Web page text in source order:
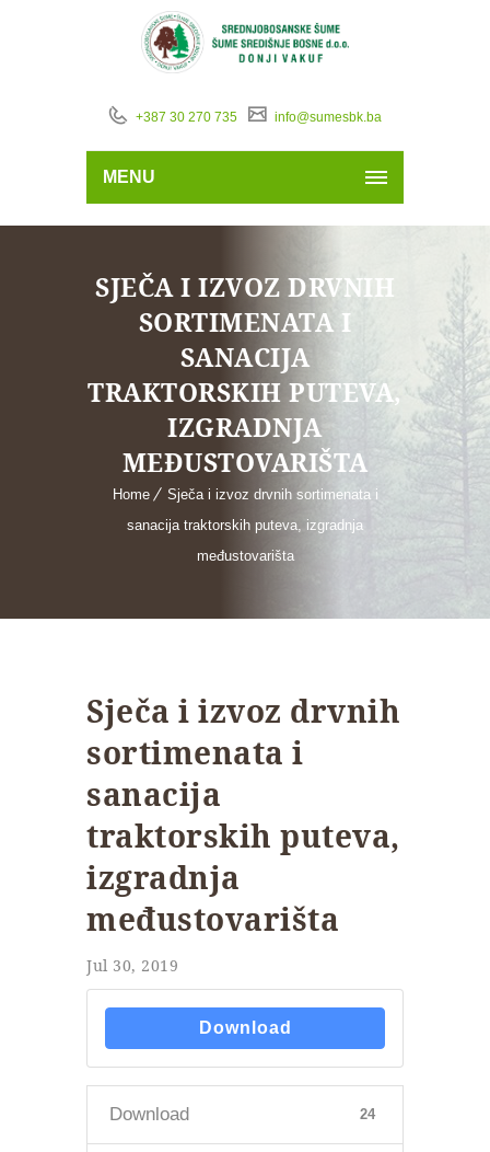
+387 30 270 735 info@sumesbk.ba
MENU
SJEČA I IZVOZ DRVNIH
SORTIMENATA I
SANACIJA
TRAKTORSKIH PUTEVA,
IZGRADNJA
MEĐUSTOVARIŠTA
Home
Sječa i izvoz drvnih sortimenata i
sanacija traktorskih puteva, izgradnja
međustovarišta
Sječa i izvoz drvnih
sortimenata i
sanacija
traktorskih puteva,
izgradnja
međustovarišta
Jul 30, 2019
Download
Download 24